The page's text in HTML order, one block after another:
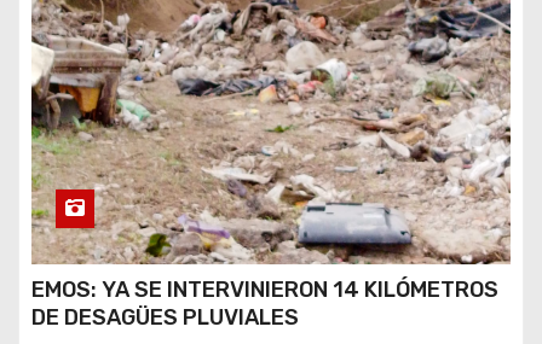
EMOS: YA SE INTERVINIERON 14 KILÓMETROS
DE DESAGÜES PLUVIALES